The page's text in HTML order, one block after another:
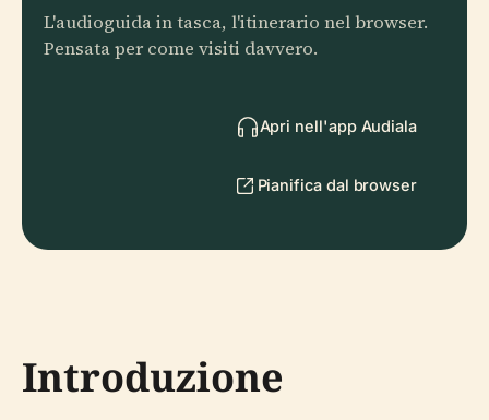
L'audioguida in tasca, l'itinerario nel browser.
Pensata per come visiti davvero.
Apri nell'app Audiala
Pianifica dal browser
Introduzione